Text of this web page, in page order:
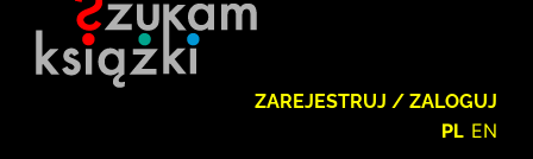
ZAREJESTRUJ / ZALOGUJ
PL EN